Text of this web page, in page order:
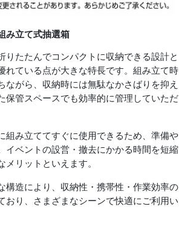
み立て式抽選箱
りたたんでコンパクトに収納できる設計と
れている点が大きな特長です。組み立て時
ながら、収納時には無駄なかさばりを抑え
保管スペースでも効率的に管理していただ
組み立ててすぐに使用できるため、準備や
イベントの設営・撤去にかかる時間を短縮
リットといえます。
構造により、収納性・携帯性・作業効率の
おり、さまざまなシーンで快適にご利用い